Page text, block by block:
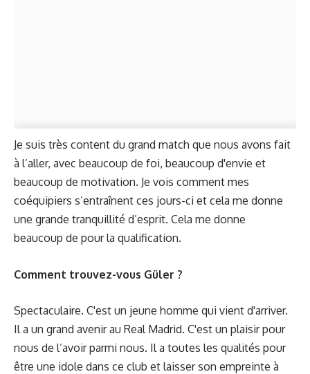
Je suis très content du grand match que nous avons fait
à l’aller, avec beaucoup de foi, beaucoup d'envie et
beaucoup de motivation. Je vois comment mes
coéquipiers s’entraînent ces jours-ci et cela me donne
une grande tranquillité d’esprit. Cela me donne
beaucoup de pour la qualification.
Comment trouvez-vous Güler ?
Spectaculaire. C'est un jeune homme qui vient d'arriver.
Il a un grand avenir au Real Madrid. C'est un plaisir pour
nous de l’avoir parmi nous. Il a toutes les qualités pour
être une idole dans ce club et laisser son empreinte à